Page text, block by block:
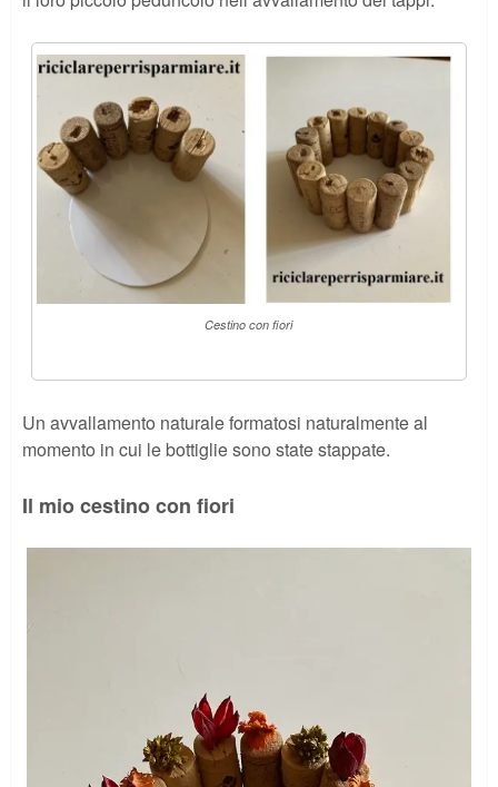
Cestino con fiori
Un avvallamento naturale formatosi naturalmente al
momento in cui le bottiglie sono state stappate.
Il mio cestino con fiori